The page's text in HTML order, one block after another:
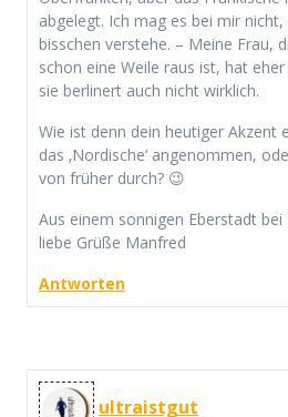
abgelegt. Ich mag es bei mir
bisschen verstehe. – Meine Frau,
schon eine Weile raus ist, hat
sie berlinert auch nicht wirklich.
Wie ist denn dein heutiger Akzent
das ‚Nordische‘ angenommen,
von früher durch? 😉
Aus einem sonnigen Eberstadt bei
liebe Grüße Manfred
Antworten
ultraistgut